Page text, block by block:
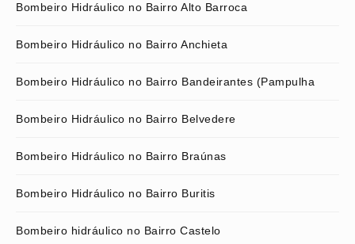
Bombeiro Hidráulico no Bairro Alto Barroca
Bombeiro Hidráulico no Bairro Anchieta
Bombeiro Hidráulico no Bairro Bandeirantes (Pampulha
Bombeiro Hidráulico no Bairro Belvedere
Bombeiro Hidráulico no Bairro Braúnas
Bombeiro Hidráulico no Bairro Buritis
Bombeiro hidráulico no Bairro Castelo